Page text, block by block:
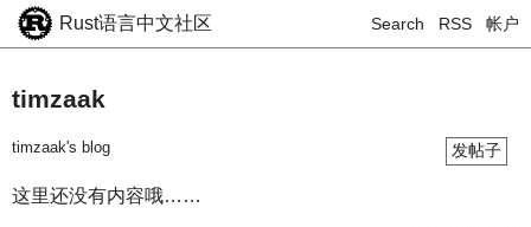
Rust语言中文社区 Search RSS 帐户
timzaak
发帖子
timzaak's blog
这里还没有内容哦……